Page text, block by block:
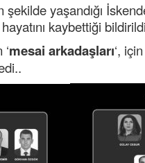
yaşandığı
kaybettiği
mesai arkadaşları‘,